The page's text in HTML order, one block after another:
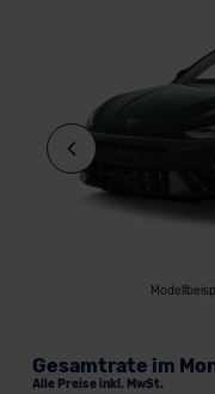
Gesamtrate im
Alle Preise inkl. MwSt.